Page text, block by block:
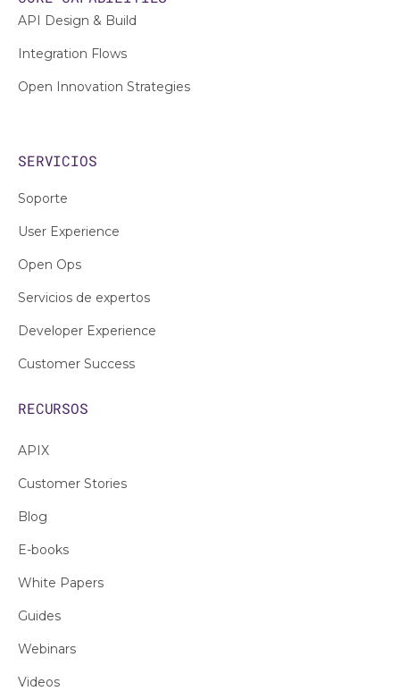
API Design & Build
Integration Flows
Open Innovation Strategies
SERVICIOS
Soporte
User Experience
Open Ops
Servicios de expertos
Developer Experience
Customer Success
RECURSOS
APIX
Customer Stories
Blog
E-books
White Papers
Guides
Webinars
Videos